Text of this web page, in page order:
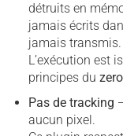
détruits en
jamais écrits
jamais transmis.
L’exécution est
principes du
Pas de tracking
aucun pixel.